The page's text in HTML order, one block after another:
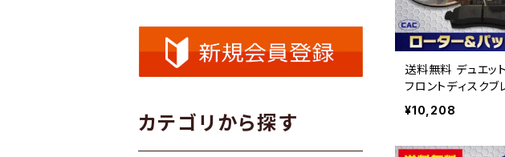
送料無料 デュエット M111A 用
フロントディスクブ
タ.パッドセット
ＡＣ）/専用グリス
¥10,208
カテゴリから探す